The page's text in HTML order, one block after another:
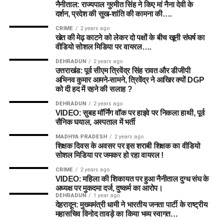
नैनीताल: राज्यपाल गुरमीत सिंह ने किए मां नैना देवी के
दर्शन, प्रदेश की सुख-शांति की कामना की….
CRIME 2 years ago
खेत की मेढ़ काटने को लेकर दो पक्षों के बीच खूनी संघर्ष का
वीडियो सोशल मिडिया पर वायरल….
DEHRADUN 2 years ago
उत्तराखंड: पूर्व सीएम त्रिवेंद्र सिंह रावत और डीजीपी
अभिनव कुमार आमने-सामने, त्रिवेंद्र ने आखिर क्यों DGP
को दी हद में रहने की सलाह ?
DEHRADUN 2 years ago
VIDEO: सुबह मॉर्निंग वॉक पर हाइवे पर निकला हाथी, पूर्व
सैनिक घयाल, अस्पताल में भर्ती
MADHYA PRADESH 2 years ago
शिक्षक दिवस के अवसर पर इस शराबी शिक्षक का वीडियो
सोशल मिडिया पर जमकर हो रहा वायरल !
CRIME 2 years ago
VIDEO: महिला की शिकायत पर हुआ नैनीताल दुग्ध संघ के
अध्यक्ष पर मुकदमा दर्ज, दुष्कर्म का आरोप।
DEHRADUN 1 year ago
देहरादून: मुख्यमंत्री धामी ने भारतीय जनता पार्टी के राष्ट्रीय
महासचिव विनोद तावड़े का किया भव्य स्वागत…